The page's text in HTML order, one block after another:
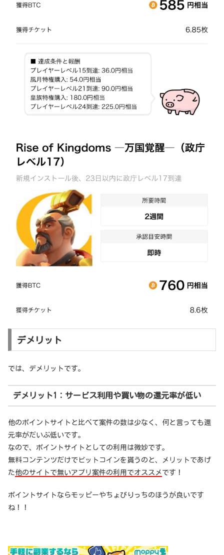
デメリット
では、デメリットです。
デメリット1：サービス利用や買い物の還元率が低い
他のポイントサイトと比べて案件の数は少なく、何と言っても還
元率がだいぶ低いです。
なので、ポイントサイトとしての利用は微妙です。
無料コンテンツだけでビットコインを貰うのと、メリットであげ
た他のサイトで無いアプリ案件の利用でオススメ です！
ポイントサイトならモッピーやちょびりっちのほうが良いです
ね！！